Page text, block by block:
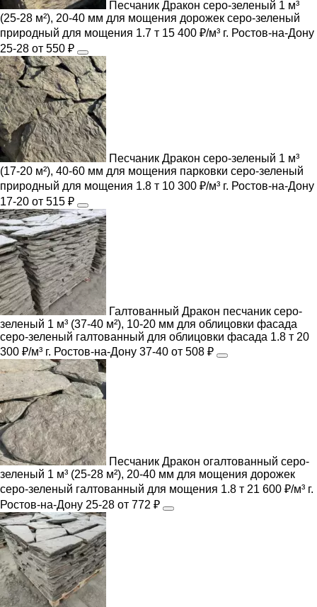
Песчаник Дракон серо-зеленый 1 м³
(25-28 м²), 20-40 мм для мощения дорожек серо-зеленый
природный для мощения 1.7 т 15 400 ₽/м³ г. Ростов-на-Дону
25-28 от 550 ₽
Песчаник Дракон серо-зеленый 1 м³
(17-20 м²), 40-60 мм для мощения парковки серо-зеленый
природный для мощения 1.8 т 10 300 ₽/м³ г. Ростов-на-Дону
17-20 от 515 ₽
Галтованный Дракон песчаник серо-
зеленый 1 м³ (37-40 м²), 10-20 мм для облицовки фасада
серо-зеленый галтованный для облицовки фасада 1.8 т 20
300 ₽/м³ г. Ростов-на-Дону 37-40 от 508 ₽
Песчаник Дракон огалтованный серо-
зеленый 1 м³ (25-28 м²), 20-40 мм для мощения дорожек
серо-зеленый галтованный для мощения 1.8 т 21 600 ₽/м³ г.
Ростов-на-Дону 25-28 от 772 ₽